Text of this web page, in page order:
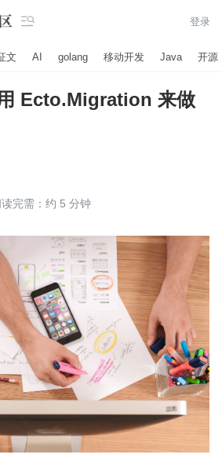
 登录
文 AI golang 移动开发 Java 开源
Ecto.Migration 来做
读完需：约 5 分钟